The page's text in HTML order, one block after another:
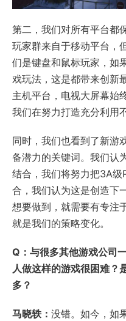
第二，我们对所有平台都
玩家群来自于移动平台，
们是键盘和鼠标玩家，如
戏玩法，这是都带来创新
主机平台，电视大屏幕始
我们在努力打造充分利用
同时，我们也看到了新游
备潜力的关键词。我们认
结合，我们将努力把3A
合，我们认为这是创造下
想要做到，就需要有专注
就是我们的策略变化。
Q：与很多其他游戏公司
人做这样的游戏很困难？
多？
马晓轶： 没错。如今，如